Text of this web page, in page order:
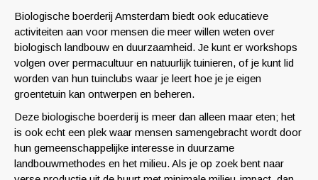
Biologische boerderij Amsterdam biedt ook educatieve
activiteiten aan voor mensen die meer willen weten over
biologisch landbouw en duurzaamheid. Je kunt er workshops
volgen over permacultuur en natuurlijk tuinieren, of je kunt lid
worden van hun tuinclubs waar je leert hoe je je eigen
groentetuin kan ontwerpen en beheren.
Deze biologische boerderij is meer dan alleen maar eten; het
is ook echt een plek waar mensen samengebracht wordt door
hun gemeenschappelijke interesse in duurzame
landbouwmethodes en het milieu. Als je op zoek bent naar